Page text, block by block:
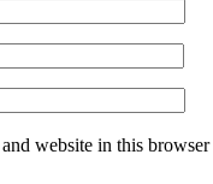
website in this